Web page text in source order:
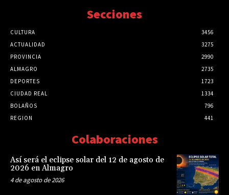
Secciones
CULTURA
3456
ACTUALIDAD
3275
PROVINCIA
2990
ALMAGRO
2735
DEPORTES
1723
CIUDAD REAL
1334
BOLAÑOS
796
REGION
441
Colaboraciones
Así será el eclipse solar del 12 de agosto de
2026 en Almagro
4 de agosto de 2026